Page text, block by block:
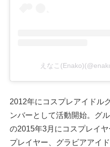
えなこ
2012年にコスプレアイドル
ンバーとして活動開始。グ
の2015年3月にコスプレイ
プレイヤー、グラビアアイ